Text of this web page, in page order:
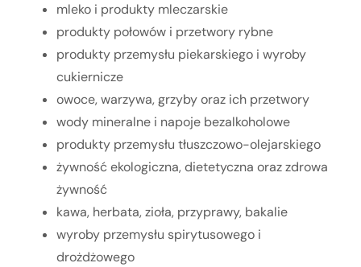
mleko i produkty mleczarskie
produkty połowów i przetwory rybne
produkty przemysłu piekarskiego i wyroby
cukiernicze
owoce, warzywa, grzyby oraz ich przetwory
wody mineralne i napoje bezalkoholowe
produkty przemysłu tłuszczowo-olejarskiego
żywność ekologiczna, dietetyczna oraz zdrowa
żywność
kawa, herbata, zioła, przyprawy, bakalie
wyroby przemysłu spirytusowego i
drożdżowego